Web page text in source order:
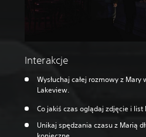
Interakcje
Wysłuchaj całej rozmowy z
Lakeview.
Co jakiś czas oglądaj zdjęcie i list
Unikaj spędzania czasu z Marią